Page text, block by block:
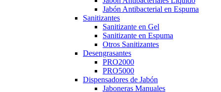
Jabón Antibacterial en Espuma
Sanitizantes
Sanitizante en Gel
Sanitizante en Espuma
Otros Sanitizantes
Desengrasantes
PRO2000
PRO5000
Dispensadores de Jabón
Jaboneras Manuales